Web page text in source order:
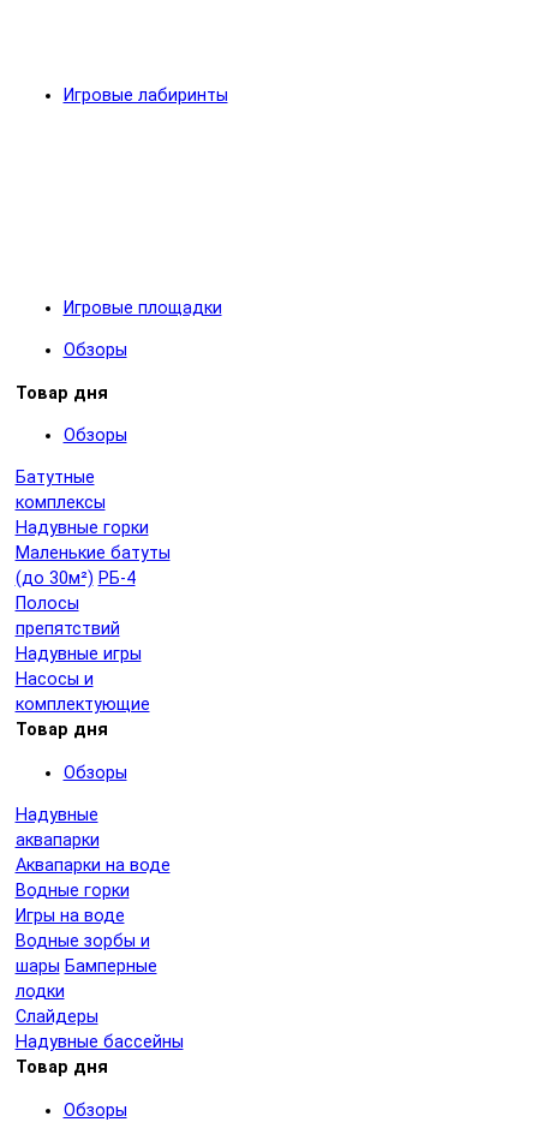
Игровые лабиринты
Игровые площадки
Обзоры
Товар дня
Обзоры
Батутные
комплексы
Надувные горки
Маленькие батуты
(до 30м²) РБ-4
Полосы
препятствий
Надувные игры
Насосы и
комплектующие
Товар дня
Обзоры
Надувные
аквапарки
Аквапарки на воде
Водные горки
Игры на воде
Водные зорбы и
шары Бамперные
лодки
Слайдеры
Надувные бассейны
Товар дня
Обзоры